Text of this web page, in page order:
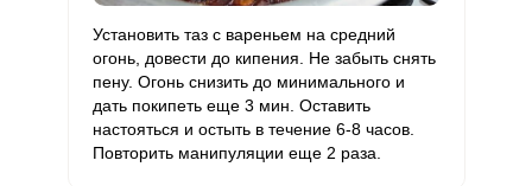
Медь 900 мкг 1000 мкг 4.5 90
Никель 150 мкг 200 мкг 3.8 75
Рубидий 0 200 мкг 0
Селен 0 55 мкг 0
Установить таз с вареньем на средний
огонь, довести до кипения. Не забыть снять
пену. Огонь снизить до минимального и
дать покипеть еще 3 мин. Оставить
настояться и остыть в течение 6-8 часов.
Повторить манипуляции еще 2 раза.